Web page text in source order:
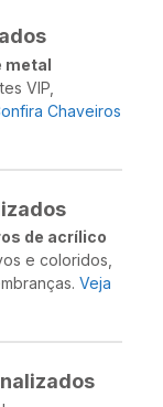
metal
VIP,
Chaveiros
de acrílico
e coloridos,
Veja